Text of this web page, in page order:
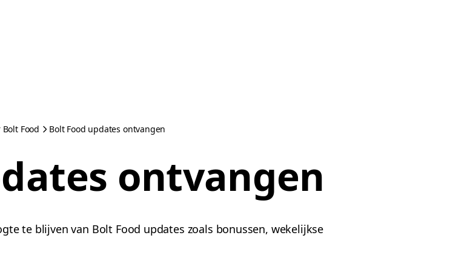
Bolt Food Bolt Food updates ontvangen
ontvangen
te blijven van Bolt Food updates zoals bonussen, wekelijkse